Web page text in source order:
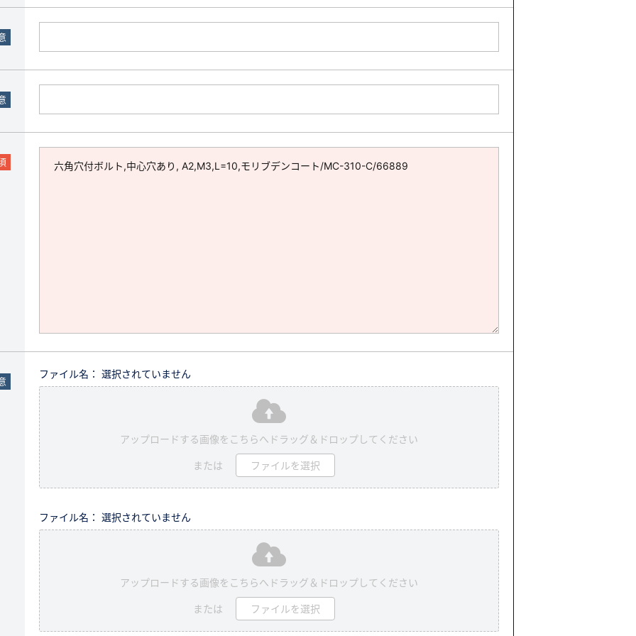
ファイル名： 選択されていません
アップロードする画像をこちらへドラッグ＆ドロップしてください
または ファイルを選択
ファイル名： 選択されていません
アップロードする画像をこちらへドラッグ＆ドロップしてください
または ファイルを選択